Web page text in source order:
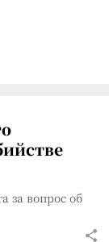
за вопрос об